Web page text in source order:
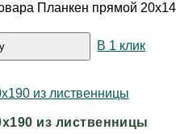
Планкен прямой
В 1 клик
из лиственницы